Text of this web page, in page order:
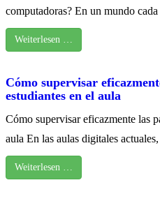
computadoras? En un mundo
Weiterlesen …
Cómo supervisar
estudiantes en el aula
Cómo supervisar eficazmente las
aula En las aulas digitales
Weiterlesen …